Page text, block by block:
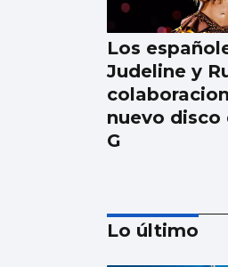
Los
Judeline y
nuevo disco
G
Lo último